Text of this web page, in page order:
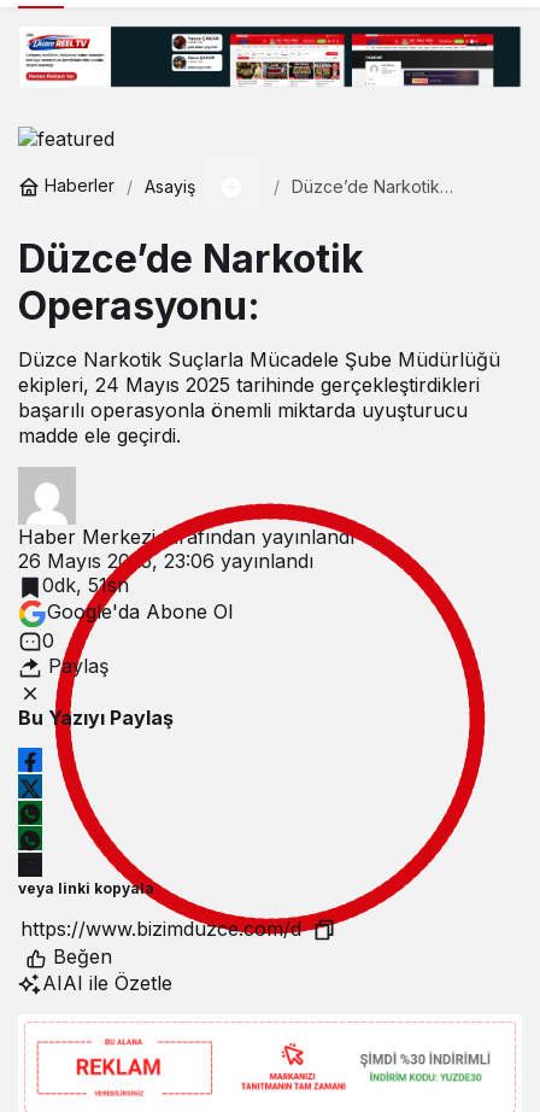
Haberler Asayiş
Düzce’de Narkotik
Düzce’de Narkotik
Operasyonu:
Düzce Narkotik Suçlarla Mücadele Şube Müdürlüğü
ekipleri, 24 Mayıs 2025 tarihinde gerçekleştirdikleri
başarılı operasyonla önemli miktarda uyuşturucu
madde ele geçirdi.
Haber Merkezitarafından yayınlandı
26 Mayıs 2025, 23:06 yayınlandı
0dk, 51sn
Google'da Abone Ol
0
Paylaş
Bu Yazıyı Paylaş
veya linki kopyala
Beğen
AIAI ile Özetle